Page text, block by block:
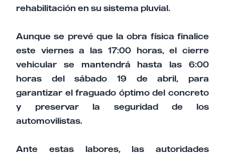
rehabilitación en su sistema pluvial.
Aunque se prevé que la obra física finalice
este viernes a las 17:00 horas, el cierre
vehicular se mantendrá hasta las 6:00
horas del sábado 19 de abril, para
garantizar el fraguado óptimo del concreto
y preservar la seguridad de los
automovilistas.
Ante estas labores, las autoridades